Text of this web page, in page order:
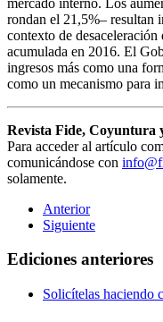
rondan el 21,5%– resultan
contexto de
acumulada en 2016. El
ingresos más como una
como un mecanismo para
Revista Fide, Coyuntura
Para acceder al artículo
comunicándose con
solamente.
Anterior
Siguiente
Ediciones anteriores
Solicítelas haciendo